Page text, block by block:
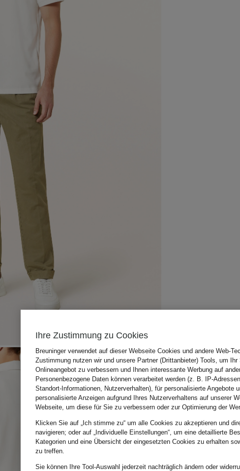
Ihre Zustimmung zu Cookies
Breuninger verwendet auf dieser Webseite Cookies und andere Web-
Zustimmung nutzen wir und unsere Partner (Drittanbieter) Tools, um
Onlineangebot zu verbessern und Ihnen interessante Werbung auf
Personenbezogene Daten können verarbeitet werden (z. B. IP-
Standort-Informationen, Nutzerverhalten), für personalisierte Angebote
personalisierte Anzeigen aufgrund Ihres Nutzerverhaltens auf unserer
Webseite, um diese für Sie zu verbessern oder zur Optimierung der
Klicken Sie auf „Ich stimme zu“ um alle Cookies zu akzeptieren und
navigieren; oder auf „Individuelle Einstellungen“, um eine detaillierte
Kategorien und eine Übersicht der eingesetzten Cookies zu erhalten
zu treffen.
Sie können Ihre Tool-Auswahl jederzeit nachträglich ändern oder